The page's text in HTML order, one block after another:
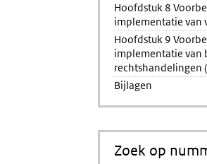
Hoofdstuk 8
implementatie van
Hoofdstuk 9
implementatie van
rechtshandelingen
Bijlagen
Zoek op